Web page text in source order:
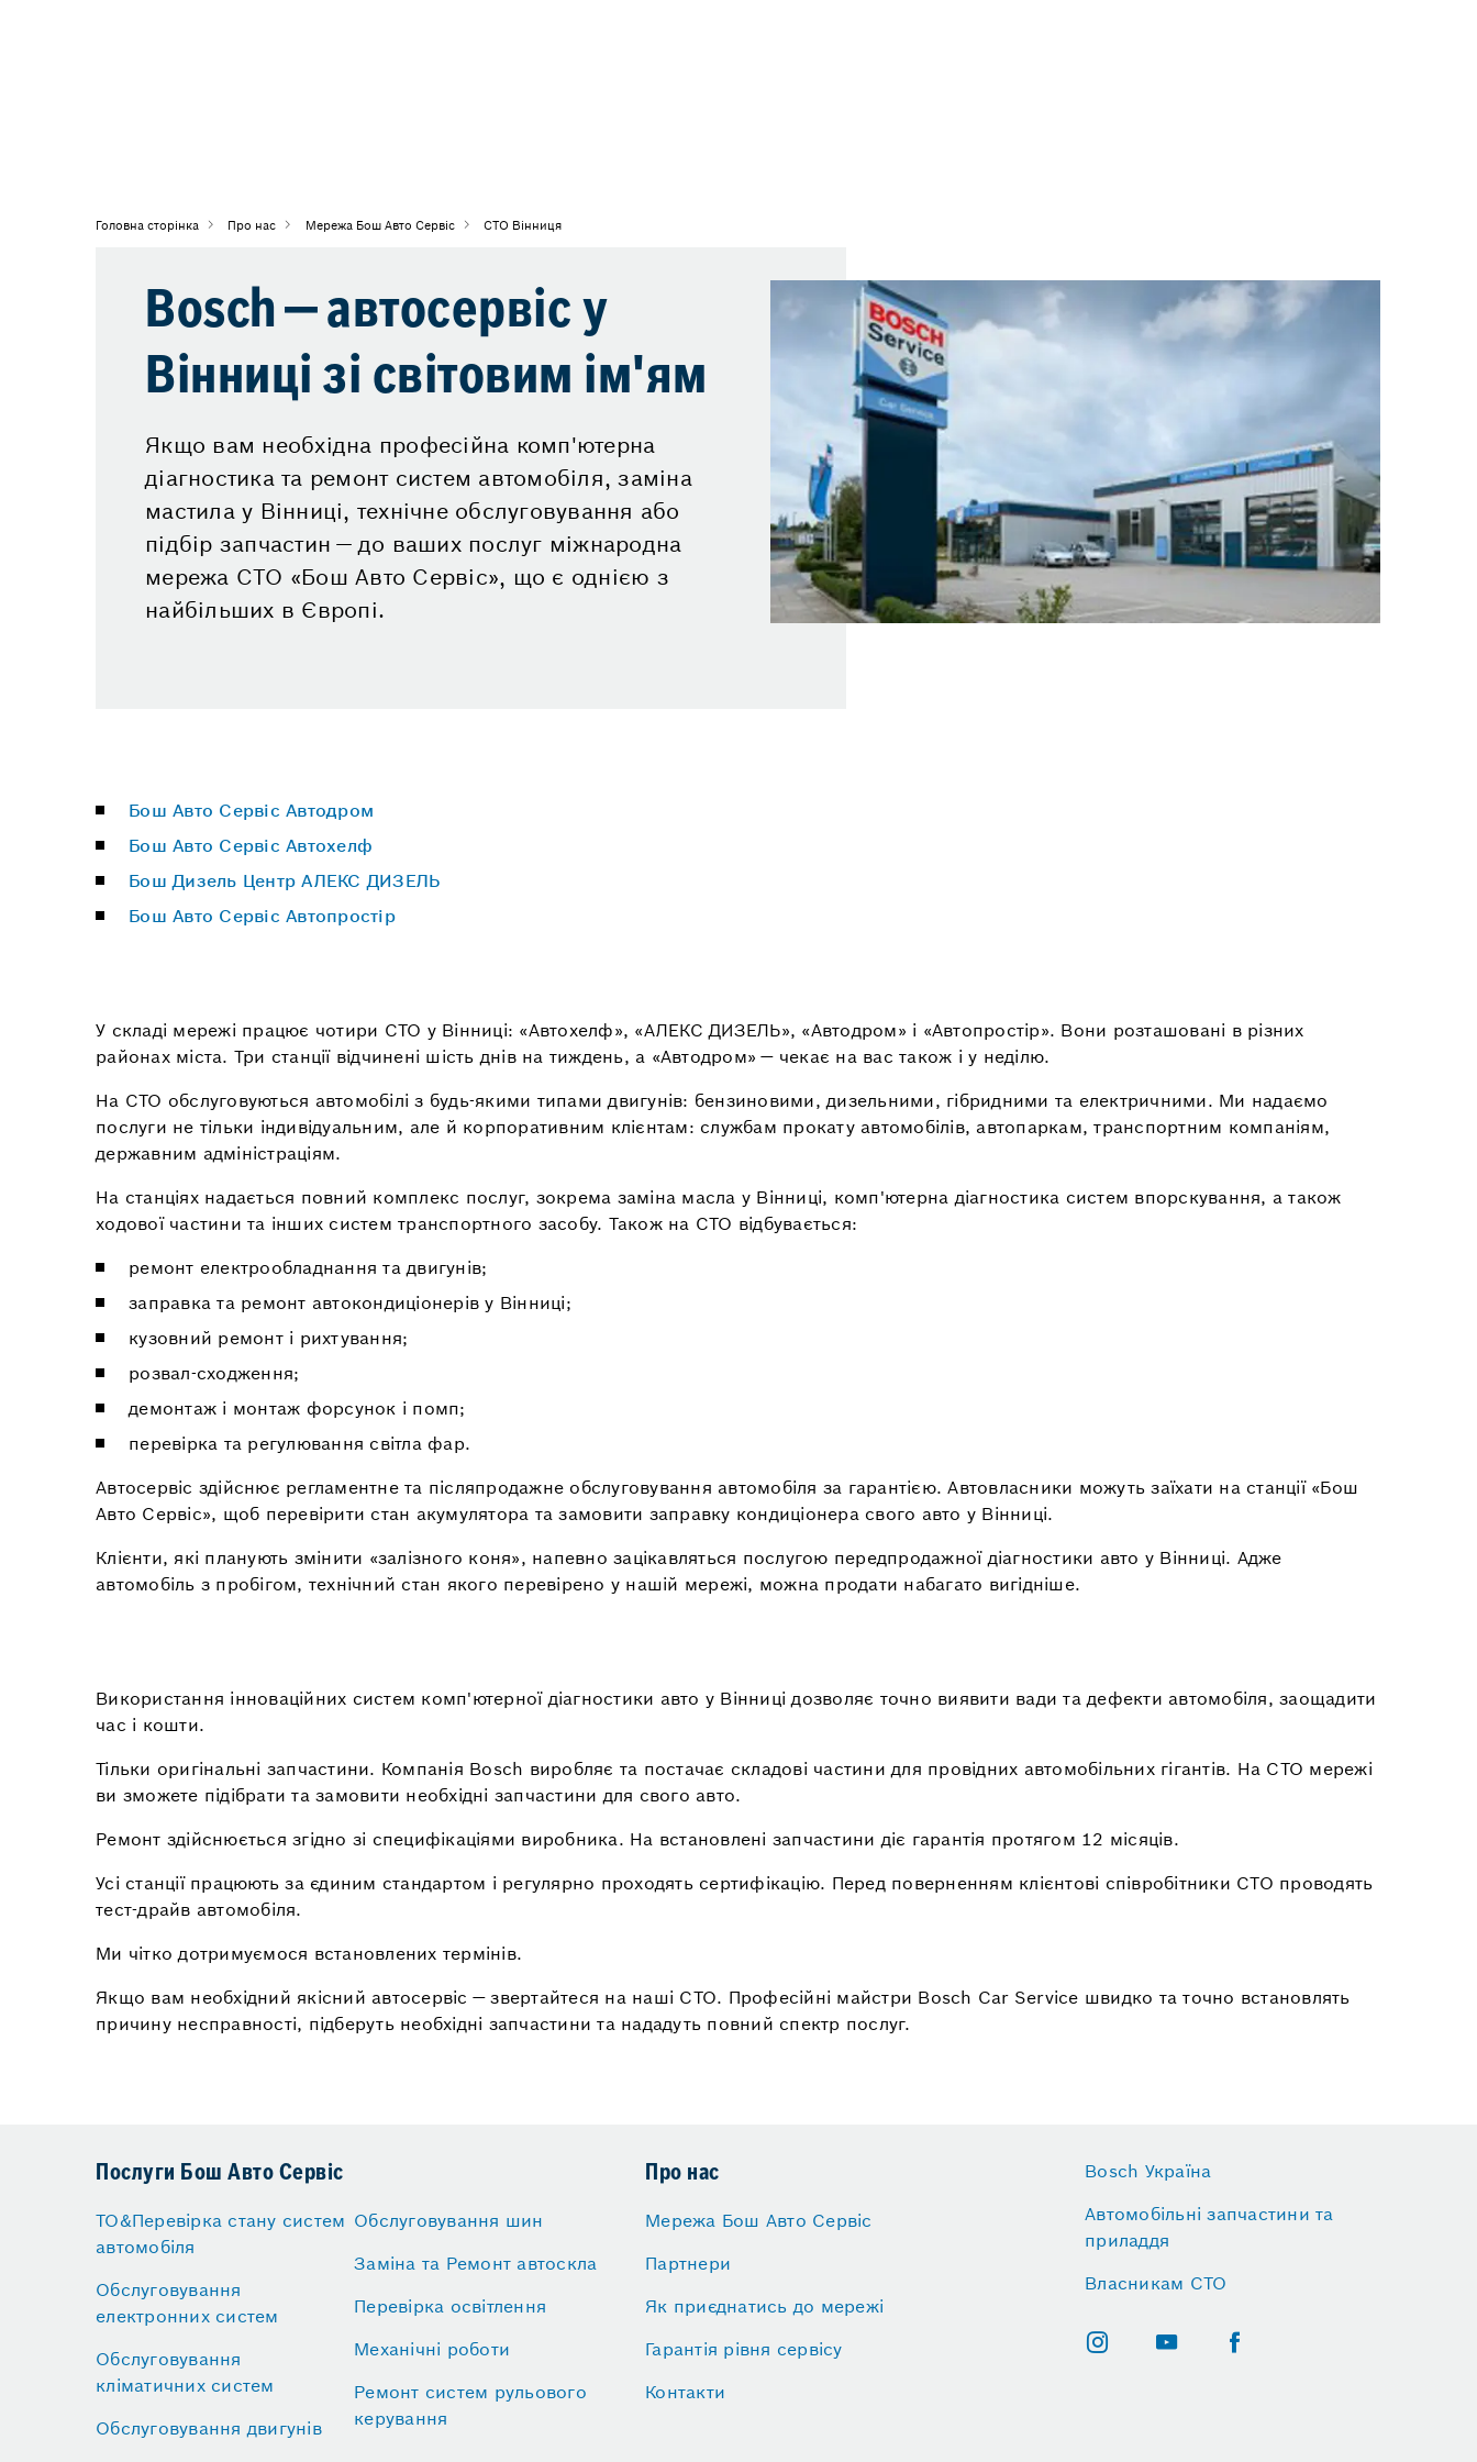
Головна сторiнка Про нас Мережа Бош Авто Сервіс СТО Вінниця
Bosch — автосервіс у
Вінниці зі світовим ім'ям
Якщо вам необхідна професійна комп'ютерна
діагностика та ремонт систем автомобіля, заміна
мастила у Вінниці, технічне обслуговування або
підбір запчастин — до ваших послуг міжнародна
мережа СТО «Бош Авто Сервіс», що є однією з
найбільших в Європі.
Бош Авто Сервіс Автодром
Бош Авто Сервіс Автохелф
Бош Дизель Центр АЛЕКС ДИЗЕЛЬ
Бош Авто Сервіс Автопростір
У складі мережі працює чотири СТО у Вінниці: «Автохелф», «АЛЕКС ДИЗЕЛЬ», «Автодром» і «Автопростір». Вони розташовані в різних
районах міста. Три станції відчинені шість днів на тиждень, а «Автодром» — чекає на вас також і у неділю.
На СТО обслуговуються автомобілі з будь-якими типами двигунів: бензиновими, дизельними, гібридними та електричними. Ми надаємо
послуги не тільки індивідуальним, але й корпоративним клієнтам: службам прокату автомобілів, автопаркам, транспортним компаніям,
державним адміністраціям.
На станціях надається повний комплекс послуг, зокрема заміна масла у Вінниці, комп'ютерна діагностика систем впорскування, а також
ходової частини та інших систем транспортного засобу. Також на СТО відбувається:
ремонт електрообладнання та двигунів;
заправка та ремонт автокондиціонерів у Вінниці;
кузовний ремонт і рихтування;
розвал-сходження;
демонтаж і монтаж форсунок і помп;
перевірка та регулювання світла фар.
Автосервіс здійснює регламентне та післяпродажне обслуговування автомобіля за гарантією. Автовласники можуть заїхати на станції «Бош
Авто Сервіс», щоб перевірити стан акумулятора та замовити заправку кондиціонера свого авто у Вінниці.
Клієнти, які планують змінити «залізного коня», напевно зацікавляться послугою передпродажної діагностики авто у Вінниці. Адже
автомобіль з пробігом, технічний стан якого перевірено у нашій мережі, можна продати набагато вигідніше.
Використання інноваційних систем комп'ютерної діагностики авто у Вінниці дозволяє точно виявити вади та дефекти автомобіля, заощадити
час і кошти.
Тільки оригінальні запчастини. Компанія Bosch виробляє та постачає складові частини для провідних автомобільних гігантів. На СТО мережі
ви зможете підібрати та замовити необхідні запчастини для свого авто.
Ремонт здійснюється згідно зі специфікаціями виробника. На встановлені запчастини діє гарантія протягом 12 місяців.
Усі станції працюють за єдиним стандартом і регулярно проходять сертифікацію. Перед поверненням клієнтові співробітники СТО проводять
тест-драйв автомобіля.
Ми чітко дотримуємося встановлених термінів.
Якщо вам необхідний якісний автосервіс — звертайтеся на наші СТО. Професійні майстри Bosch Car Service швидко та точно встановлять
причину несправності, підберуть необхідні запчастини та нададуть повний спектр послуг.
Послуги Бош Авто Сервіс
ТО&Перевірка стану систем
автомобіля
Обслуговування
електронних систем
Обслуговування
кліматичних систем
Обслуговування двигунів
Обслуговування шин
Заміна та Ремонт автоскла
Перевірка освітлення
Механічні роботи
Ремонт систем рульового
керування
Про нас
Мережа Бош Авто Сервіс
Партнери
Як приєднатись до мережі
Гарантія рівня сервісу
Контакти
Bosch Україна
Автомобільні запчастини та
приладдя
Власникам СТО